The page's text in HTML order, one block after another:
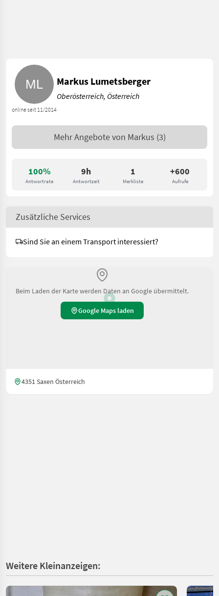
100%
Antwortrate
9h
Antwortzeit
1
Merkliste
+600
Aufrufe
online seit 11/2014
Markus Lumetsberger
Oberösterreich, Österreich
Mehr Angebote von Markus (3)
Zusätzliche Services
Sind Sie an einem Transport interessiert?
Beim Laden der Karte werden Daten an Google übermittelt.
Google Maps laden
4351 Saxen Österreich
Weitere Kleinanzeigen: